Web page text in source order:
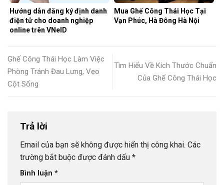
Hướng dẫn đăng ký định danh
điện tử cho doanh nghiệp
online trên VNeID
Mua Ghế Công Thái Học Tại
Vạn Phúc, Hà Đông Hà Nội
Ghế Công Thái Học Làm Việc
Phòng Tránh Đau Lưng, Vẹo
Cột Sống
Tìm Hiểu Về Kích Thước Chuẩn
Của Ghế Công Thái Học
Trả lời
Email của bạn sẽ không được hiển thị công khai. Các
trường bắt buộc được đánh dấu *
Bình luận *